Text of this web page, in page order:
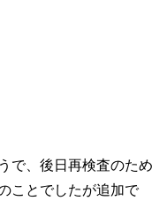
で、後日再検査のため
ことでしたが追加で